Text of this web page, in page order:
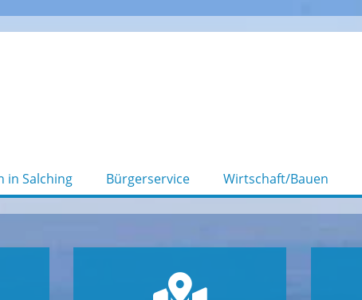
in Salching Bürgerservice Wirtschaft/Bauen